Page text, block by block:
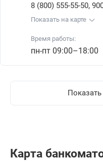
8 (800) 555-55-50,
Показать на карте
Время работы:
пн-пт 09:00–18:00
Карта